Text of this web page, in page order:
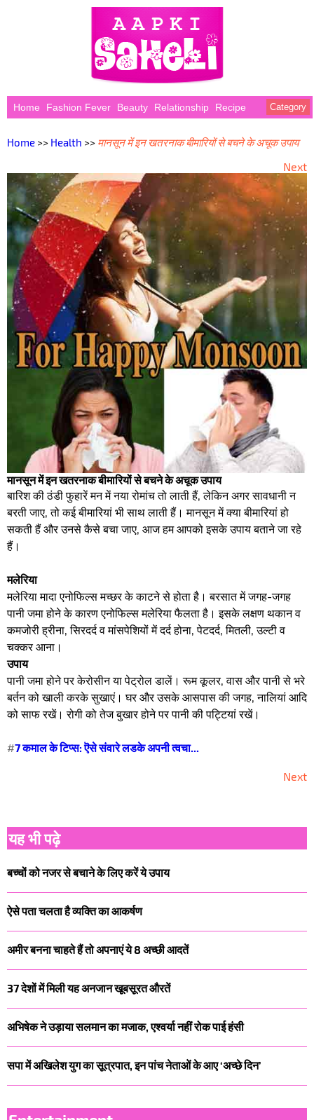
Home Fashion Fever Beauty Relationship Recipe Category
Home >> Health >> मानसून में इन खतरनाक बीमारियों से बचने के अचूक उपाय
Next
मानसून में इन खतरनाक बीमारियों से बचने के अचूक उपाय
बारिश की ठंडी फुहारें मन में नया रोमांच तो लाती हैं, लेकिन अगर सावधानी न
बरती जाए, तो कई बीमारियां भी साथ लाती हैं। मानसून में क्या बीमारियां हो
सकती हैं और उनसे कैसे बचा जाए, आज हम आपको इसके उपाय बताने जा रहे
हैं।
मलेरिया
मलेरिया मादा एनोफिल्स मच्छर के काटने से होता है। बरसात में जगह-जगह
पानी जमा होने के कारण एनोफिल्स मलेरिया फैलता है। इसके लक्षण थकान व
कमजोरी ह्रीना, सिरदर्द व मांसपेशियों में दर्द होना, पेटदर्द, मितली, उल्टी व
चक्कर आना।
उपाय
पानी जमा होने पर केरोसीन या पेट्रोल डालें। रूम कूलर, वास और पानी से भरे
बर्तन को खाली करके सुखाएं। घर और उसके आसपास की जगह, नालियां आदि
को साफ रखें। रोगी को तेज बुखार होने पर पानी की पट्टियां रखें।
#7 कमाल के टिप्स: ऎसे संवारे लडके अपनी त्वचा...
Next
यह भी पढ़े
बच्चों को नजर से बचाने के लिए करें ये उपाय
ऐसे पता चलता है व्यक्ति का आकर्षण
अमीर बनना चाहते हैं तो अपनाएं ये 8 अच्छी आदतें
37 देशों में मिली यह अनजान खूबसूरत औरतें
अभिषेक ने उड़ाया सलमान का मजाक, एश्वर्या नहीं रोक पाई हंसी
सपा में अखिलेश युग का सूत्रपात, इन पांच नेताओं के आए ‘अच्छे दिन’